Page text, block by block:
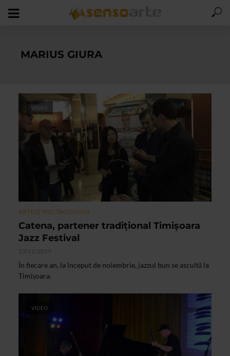
MARIUS GIURA
VIDEO
ARTELE SPECTACOLULUI
Catena, partener tradițional Timișoara
Jazz Festival
13/11/2019
În fiecare an, la început de noiembrie, jazzul bun se ascultă la
Timișoara.
VIDEO